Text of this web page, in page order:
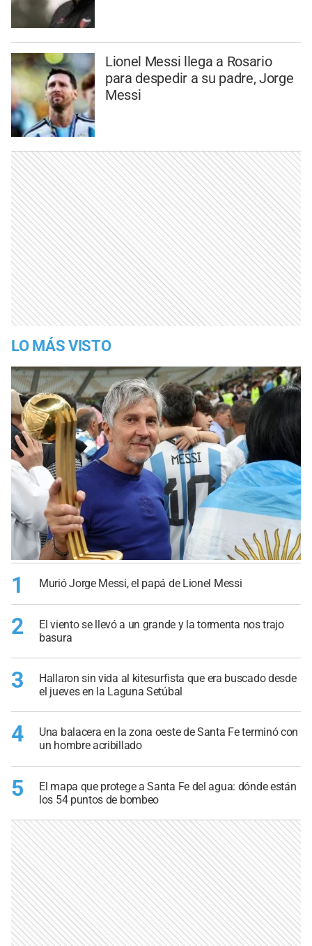
Lionel Messi llega a Rosario
para despedir a su padre, Jorge
Messi
LO MÁS VISTO
1 Murió Jorge Messi, el papá de Lionel Messi
2
El viento se llevó a un grande y la tormenta nos trajo
basura
3
Hallaron sin vida al kitesurfista que era buscado desde
el jueves en la Laguna Setúbal
4
Una balacera en la zona oeste de Santa Fe terminó con
un hombre acribillado
5
El mapa que protege a Santa Fe del agua: dónde están
los 54 puntos de bombeo